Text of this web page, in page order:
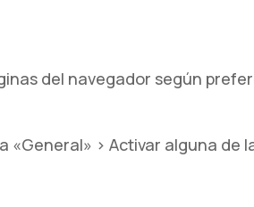
del navegador según
> Activar alguna de